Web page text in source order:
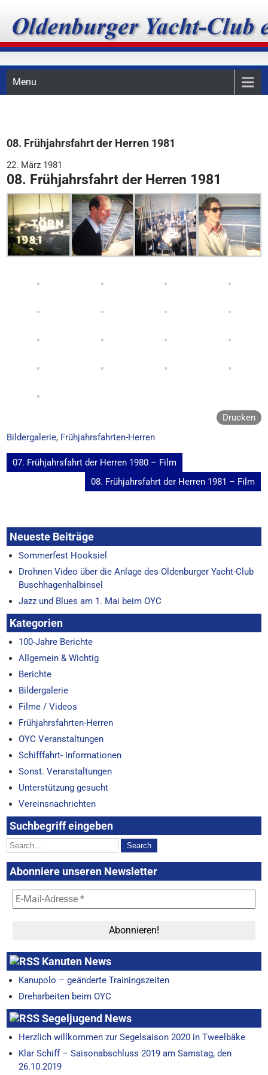
content
Oldenburger Yacht-Club
e.V.
Menu
08. Frühjahrsfahrt der Herren 1981
22. März 1981
08. Frühjahrsfahrt der Herren 1981
Drucken
Bildergalerie, Frühjahrsfahrten-Herren
Beitragsnavigation
07. Frühjahrsfahrt der Herren 1980 – Film
08. Frühjahrsfahrt der Herren 1981 – Film
Neueste Beiträge
Sommerfest Hooksiel
Drohnen Video über die Anlage des Oldenburger Yacht-Club
Buschhagenhalbinsel
Jazz und Blues am 1. Mai beim OYC
Kategorien
100-Jahre Berichte
Allgemein & Wichtig
Berichte
Bildergalerie
Filme / Videos
Frühjahrsfahrten-Herren
OYC Veranstaltungen
Schifffahrt- Informationen
Sonst. Veranstaltungen
Unterstützung gesucht
Vereinsnachrichten
Suchbegriff eingeben
Abonniere unseren Newsletter
Kanuten News
Kanupolo – geänderte Trainingszeiten
Dreharbeiten beim OYC
Segeljugend News
Herzlich willkommen zur Segelsaison 2020 in Tweelbäke
Klar Schiff – Saisonabschluss 2019 am Samstag, den
26.10.2019